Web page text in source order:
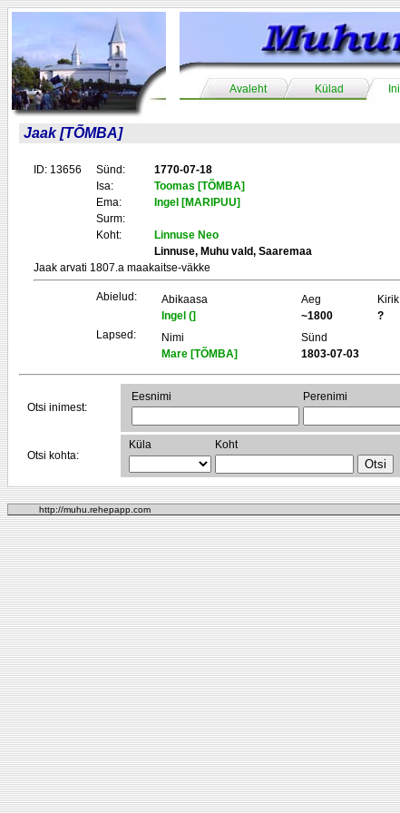
Avaleht Külad
Jaak [TÕMBA]
ID: 13656 Sünd:
1770-07-18
Isa:
Toomas [TÕMBA]
Ema:
Ingel [MARIPUU]
Surm:
Koht:
Linnuse Neo
Linnuse, Muhu vald, Saaremaa
Jaak arvati 1807.a maakaitse-väkke
Abielud: Abikaasa Aeg Kirik
Ingel (]
~1800 ?
Lapsed:
Nimi
Sünd
Mare [TÕMBA]
1803-07-03
Otsi inimest:
Eesnimi Perenimi
Otsi kohta:
Küla Koht
http://muhu.rehepapp.com